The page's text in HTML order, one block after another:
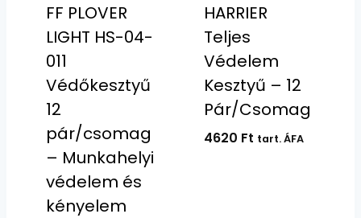
FF PLOVER
LIGHT HS-04-
011
Védőkesztyű
12
pár/csomag
– Munkahelyi
védelem és
kényelem
HARRIER
Teljes
Védelem
Kesztyű – 12
Pár/Csomag
4620 Ft tart. ÁFA